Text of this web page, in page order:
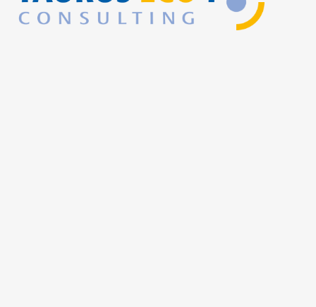
räumlichen Geltungsbereich der Förderung
Diese Orte waren auch in der Förderperiode